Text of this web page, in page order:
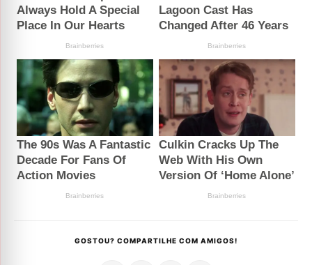
GOSTOU? COMPARTILHE COM AMIGOS!